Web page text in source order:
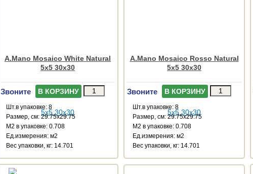
A.Mano Mosaico White Natural
5x5 30x30
Звоните В КОРЗИНУ
Шт.в упаковке: 8
Размер, см: 29.75x29.75
М2 в упаковке: 0.708
Ед.измерения: м2
Веc упаковки, кг: 14.701
A.Mano Mosaico Rosso Natural
5x5 30x30
Звоните В КОРЗИНУ
Шт.в упаковке: 8
Размер, см: 29.75x29.75
М2 в упаковке: 0.708
Ед.измерения: м2
Веc упаковки, кг: 14.701